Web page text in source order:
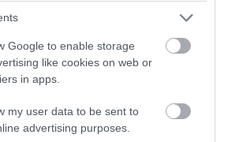
Google to enable storage
like cookies on web or
in apps.
my user data to be sent to
advertising purposes.
ο Β.Ζελένσκι: «Πρέπει να
τους Σέρβους από το
Ρωσίας»